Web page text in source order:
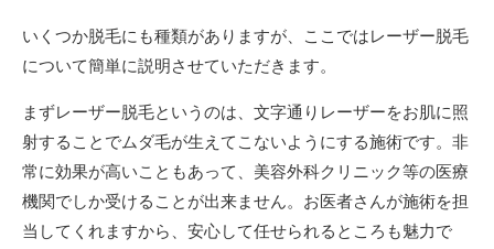
いくつか脱毛にも種類がありますが、ここではレーザー脱毛
について簡単に説明させていただきます。
まずレーザー脱毛というのは、文字通りレーザーをお肌に照
射することでムダ毛が生えてこないようにする施術です。非
常に効果が高いこともあって、美容外科クリニック等の医療
機関でしか受けることが出来ません。お医者さんが施術を担
当してくれますから、安心して任せられるところも魅力で